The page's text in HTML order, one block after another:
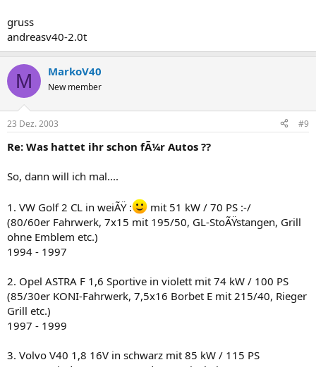
gruss
andreasv40-2.0t
M MarkoV40
New member
23 Dez. 2003 #9
Re: Was hattet ihr schon fÃ¼r Autos ??
So, dann will ich mal....
1. VW Golf 2 CL in weiÃŸ :
mit 51 kW / 70 PS :-/
(80/60er Fahrwerk, 7x15 mit 195/50, GL-StoÃŸstangen, Grill
ohne Emblem etc.)
1994 - 1997
2. Opel ASTRA F 1,6 Sportive in violett mit 74 kW / 100 PS
(85/30er KONI-Fahrwerk, 7,5x16 Borbet E mit 215/40, Rieger
Grill etc.)
1997 - 1999
3. Volvo V40 1,8 16V in schwarz mit 85 kW / 115 PS